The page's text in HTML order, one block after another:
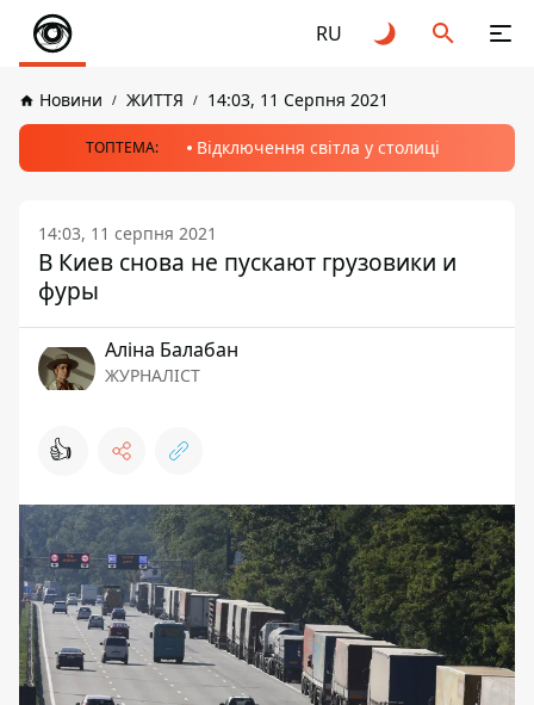
RU
Новини ЖИТТЯ 14:03, 11 Серпня 2021
ТОПТЕМА: Відключення світла у столиці
14:03, 11 серпня 2021
В Киев снова не пускают грузовики и
фуры
Аліна Балабан
ЖУРНАЛІСТ
👍